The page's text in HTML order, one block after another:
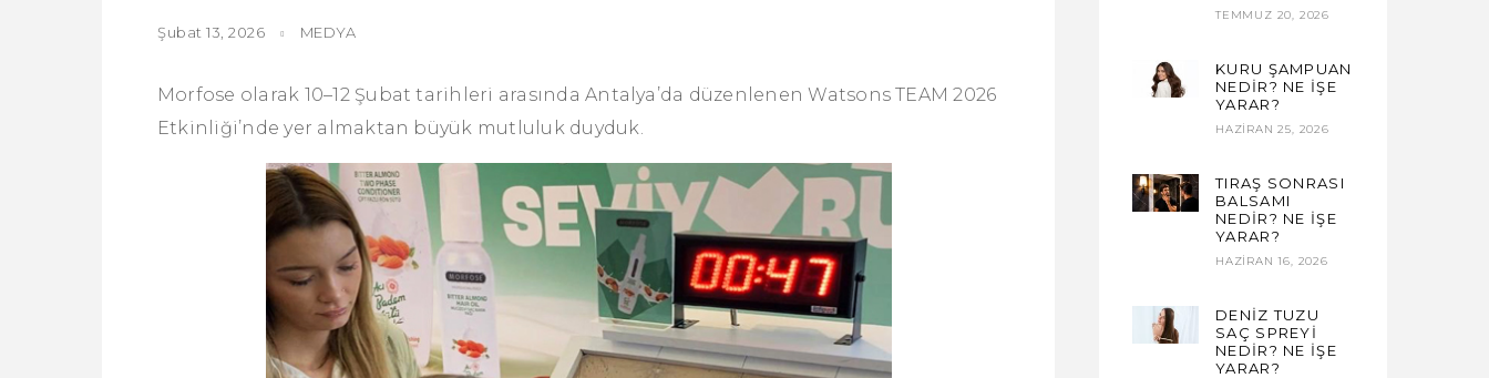
Şubat 13, 2026 MEDYA
Morfose olarak 10–12 Şubat tarihleri arasında Antalya’da düzenlenen Watsons TEAM 2026
Etkinliği’nde yer almaktan büyük mutluluk duyduk.
TEMMUZ 20, 2026
KURU ŞAMPUAN
NEDİR? NE İŞE
YARAR?
HAZIRAN 25, 2026
TIRAŞ SONRASI
BALSAMI
NEDİR? NE İŞE
YARAR?
HAZIRAN 16, 2026
DENİZ TUZU
SAÇ SPREYİ
NEDİR? NE İŞE
YARAR?